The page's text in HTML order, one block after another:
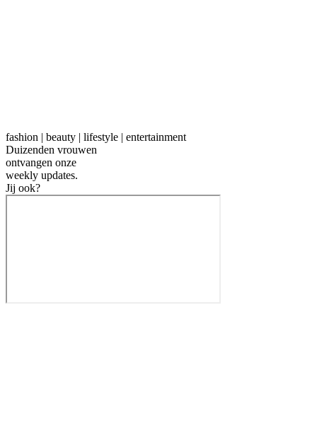
fashion | beauty | lifestyle | entertainment
Duizenden vrouwen
ontvangen onze
weekly updates.
Jij ook?